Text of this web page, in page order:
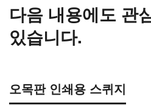
다음 내용에도 관
있습니다.
오목판 인쇄용 스퀴지